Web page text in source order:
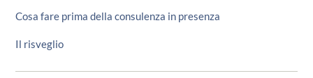
Cosa fare prima della consulenza in presenza
Il risveglio